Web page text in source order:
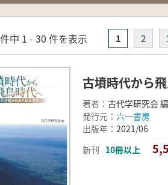
中 1 - 30 件を表示 1 2
古墳時代から
著者： 古代学研究会 編
発行元： 六一書房
出版年： 2021/06
新刊 10冊以上